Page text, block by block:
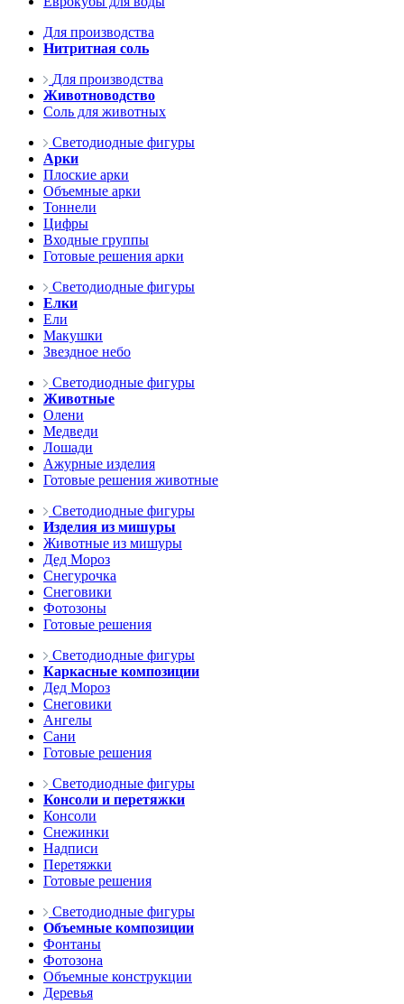
Для производства
Нитритная соль
Для производства
Животноводство
Соль для животных
Светодиодные фигуры
Арки
Плоские арки
Объемные арки
Тоннели
Цифры
Входные группы
Готовые решения арки
Светодиодные фигуры
Елки
Ели
Макушки
Звездное небо
Светодиодные фигуры
Животные
Олени
Медведи
Лошади
Ажурные изделия
Готовые решения животные
Светодиодные фигуры
Изделия из мишуры
Животные из мишуры
Дед Мороз
Снегурочка
Снеговики
Фотозоны
Готовые решения
Светодиодные фигуры
Каркасные композиции
Дед Мороз
Снеговики
Ангелы
Сани
Готовые решения
Светодиодные фигуры
Консоли и перетяжки
Консоли
Снежинки
Надписи
Перетяжки
Готовые решения
Светодиодные фигуры
Объемные композиции
Фонтаны
Фотозона
Объемные конструкции
Деревья